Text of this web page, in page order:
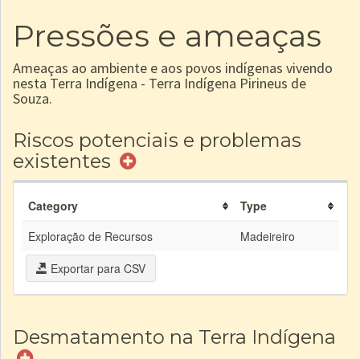
Pressões e ameaças
Ameaças ao ambiente e aos povos indígenas vivendo
nesta Terra Indígena - Terra Indígena Pirineus de
Souza.
Riscos potenciais e problemas
existentes
Category
Type
Exploração de Recursos
Madeireiro
Exportar para CSV
Desmatamento na Terra Indígena